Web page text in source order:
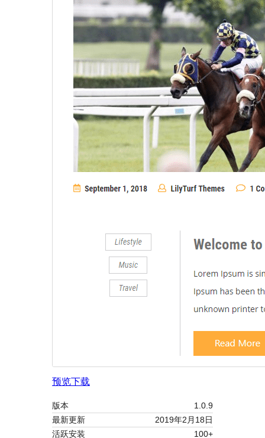
预览下载
版本
1.0.9
最新更新
2019年2月18日
活跃安装
100+